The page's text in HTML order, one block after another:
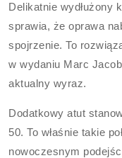
Delikatnie wydłużony
sprawia, że oprawa
spojrzenie. To
w wydaniu Marc
aktualny wyraz.
Dodatkowy atut
50. To właśnie takie
nowoczesnym